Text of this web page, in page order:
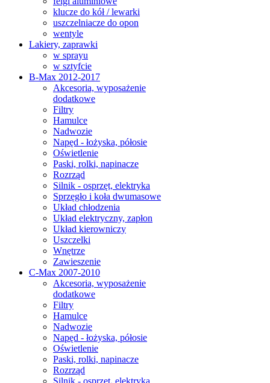
klucze do kół / lewarki
uszczelniacze do opon
wentyle
Lakiery, zaprawki
w sprayu
w sztyfcie
B-Max 2012-2017
Akcesoria, wyposażenie
dodatkowe
Filtry
Hamulce
Nadwozie
Napęd - łożyska, półosie
Oświetlenie
Paski, rolki, napinacze
Rozrząd
Silnik - osprzęt, elektryka
Sprzęgło i koła dwumasowe
Układ chłodzenia
Układ elektryczny, zapłon
Układ kierowniczy
Uszczelki
Wnętrze
Zawieszenie
C-Max 2007-2010
Akcesoria, wyposażenie
dodatkowe
Filtry
Hamulce
Nadwozie
Napęd - łożyska, półosie
Oświetlenie
Paski, rolki, napinacze
Rozrząd
Silnik - osprzęt, elektryka